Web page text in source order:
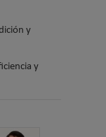
y
y